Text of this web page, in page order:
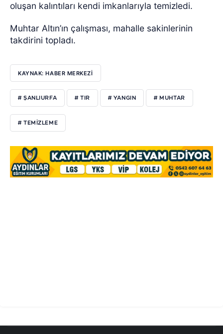
oluşan kalıntıları kendi imkanlarıyla temizledi.
Muhtar Altın’ın çalışması, mahalle sakinlerinin
takdirini topladı.
KAYNAK: HABER MERKEZİ
# ŞANLIURFA # TIR # YANGIN # MUHTAR
# TEMİZLEME